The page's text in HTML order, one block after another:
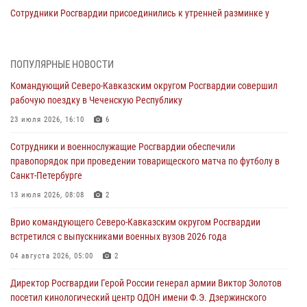
Сотрудники Росгвардии присоединились к утренней разминке у
в честь юбилея ведомства
08 августа 2026, 09:03
медицины с учетом опыта СВО
08 августа 2026, 09:00 2
В Кабардино-Балкарии сотрудники Росгвардии провели турнир по
08 августа 2026, 07:00
Военнослужащие Софринской бригады Росгвардии встретились с
дорогой к Победе в СВО» (видео)
2 1
ПОПУЛЯРНЫЕ НОВОСТИ
Командующий Северо-Кавказским округом Росгвардии совершил
рабочую поездку в Чеченскую Республику
23 июля 2026, 16:10 6
Сотрудники и военнослужащие Росгвардии обеспечили
правопорядок при проведении товарищеского матча по футболу в
Санкт-Петербурге
13 июля 2026, 08:08 2
Врио командующего Северо-Кавказским округом Росгвардии
встретился с выпускниками военных вузов 2026 года
04 августа 2026, 05:00 2
Директор Росгвардии Герой России генерал армии Виктор Золотов
посетил кинологический центр ОДОН имени Ф.Э. Дзержинского